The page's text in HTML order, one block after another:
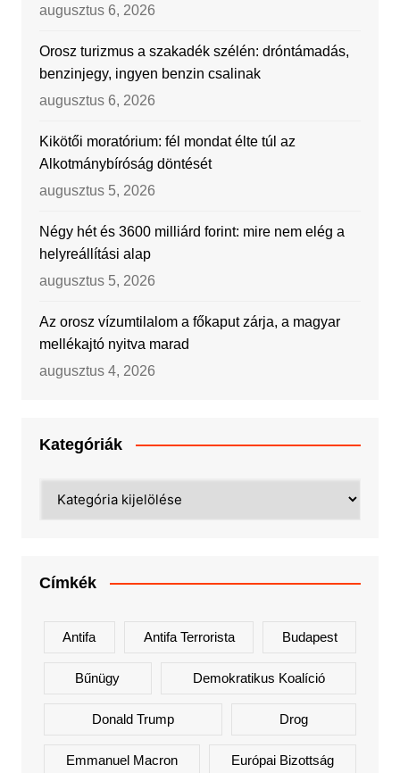
augusztus 6, 2026
Orosz turizmus a szakadék szélén: dróntámadás,
benzinjegy, ingyen benzin csalinak
augusztus 6, 2026
Kikötői moratórium: fél mondat élte túl az
Alkotmánybíróság döntését
augusztus 5, 2026
Négy hét és 3600 milliárd forint: mire nem elég a
helyreállítási alap
augusztus 5, 2026
Az orosz vízumtilalom a főkaput zárja, a magyar
mellékajtó nyitva marad
augusztus 4, 2026
Kategóriák
Címkék
Antifa Antifa Terrorista Budapest
Bűnügy Demokratikus Koalíció
Donald Trump Drog
Emmanuel Macron Európai Bizottság